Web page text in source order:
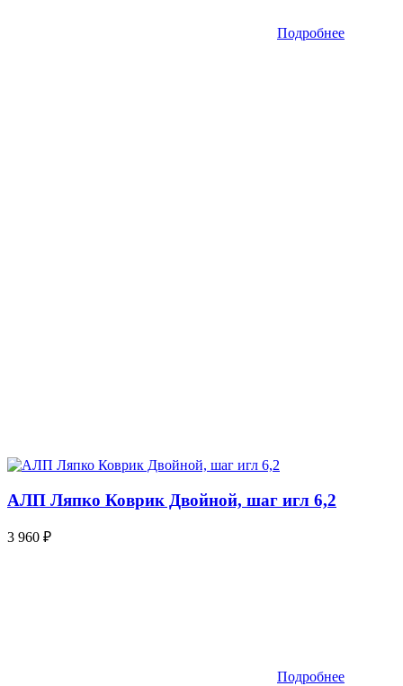
Подробнее
АЛП Ляпко Коврик Двойной, шаг игл 6,2
3 960 ₽
Подробнее